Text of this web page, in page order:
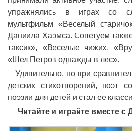
упражнялись в играх со
мультфильм «Веселый
Даниила Хармса. Советуем
таксик», «Веселые чижи»,
«Шел Петров однажды в лес».
Удивительно, но при
детских стихотворений, поэт
поэзии для детей и стал ее
Читайте и играйте вместе